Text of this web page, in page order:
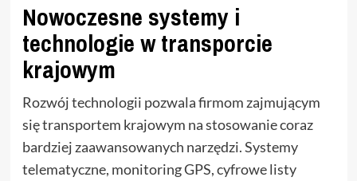
Nowoczesne systemy i
technologie w transporcie
krajowym
Rozwój technologii pozwala firmom zajmującym
się transportem krajowym na stosowanie coraz
bardziej zaawansowanych narzędzi. Systemy
telematyczne, monitoring GPS, cyfrowe listy